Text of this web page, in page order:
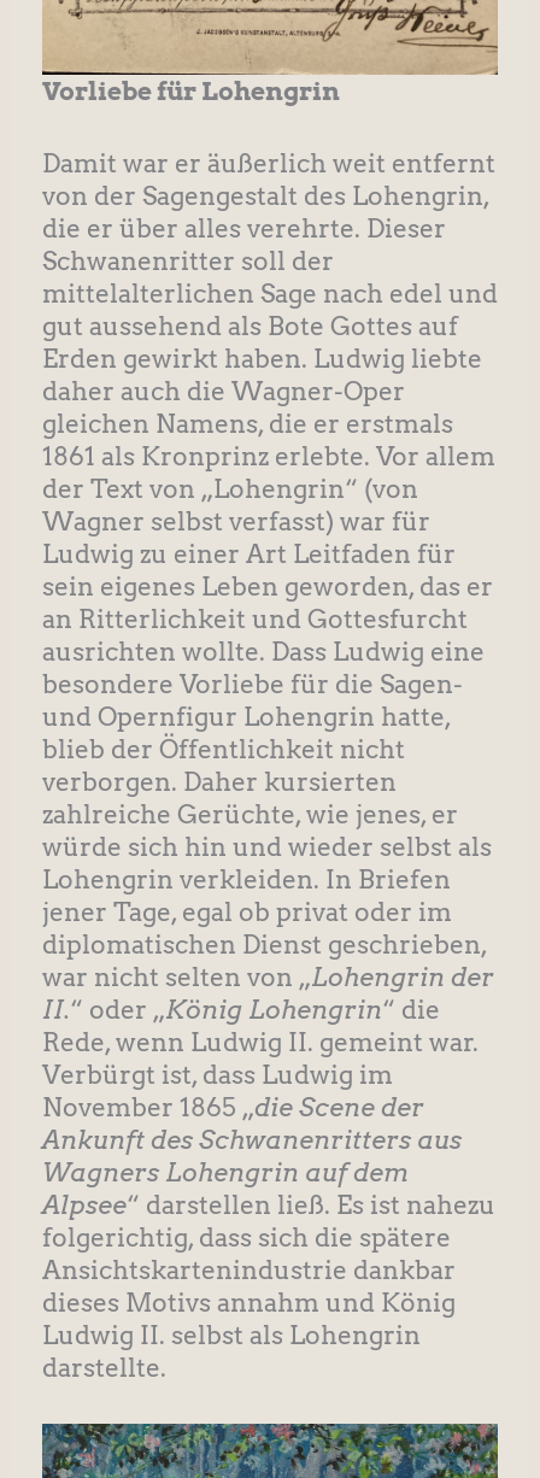
Vorliebe für Lohengrin
Damit war er äußerlich weit entfernt
von der Sagengestalt des Lohengrin,
die er über alles verehrte. Dieser
Schwanenritter soll der
mittelalterlichen Sage nach edel und
gut aussehend als Bote Gottes auf
Erden gewirkt haben. Ludwig liebte
daher auch die Wagner-Oper
gleichen Namens, die er erstmals
1861 als Kronprinz erlebte. Vor allem
der Text von „Lohengrin“ (von
Wagner selbst verfasst) war für
Ludwig zu einer Art Leitfaden für
sein eigenes Leben geworden, das er
an Ritterlichkeit und Gottesfurcht
ausrichten wollte. Dass Ludwig eine
besondere Vorliebe für die Sagen-
und Opernfigur Lohengrin hatte,
blieb der Öffentlichkeit nicht
verborgen. Daher kursierten
zahlreiche Gerüchte, wie jenes, er
würde sich hin und wieder selbst als
Lohengrin verkleiden. In Briefen
jener Tage, egal ob privat oder im
diplomatischen Dienst geschrieben,
war nicht selten von „Lohengrin der
II.“ oder „König Lohengrin“ die
Rede, wenn Ludwig II. gemeint war.
Verbürgt ist, dass Ludwig im
November 1865 „die Scene der
Ankunft des Schwanenritters aus
Wagners Lohengrin auf dem
Alpsee“ darstellen ließ. Es ist nahezu
folgerichtig, dass sich die spätere
Ansichtskartenindustrie dankbar
dieses Motivs annahm und König
Ludwig II. selbst als Lohengrin
darstellte.